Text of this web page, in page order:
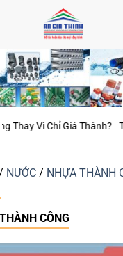
bị điện Nanoco – Vì sao
NƯỚC / NHỰA THÀNH
CÔNG